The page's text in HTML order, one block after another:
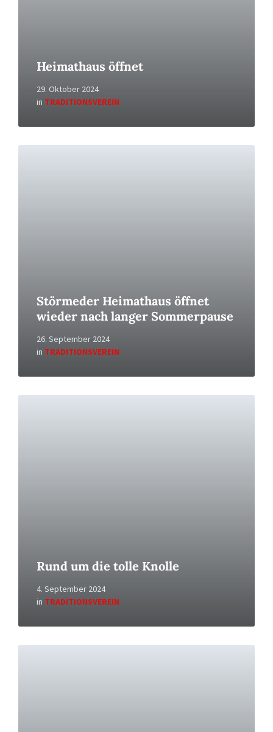
Heimathaus öffnet
29. Oktober 2024
in TRADITIONSVEREIN
Störmeder Heimathaus öffnet
wieder nach langer Sommerpause
26. September 2024
in TRADITIONSVEREIN
Rund um die tolle Knolle
4. September 2024
in TRADITIONSVEREIN